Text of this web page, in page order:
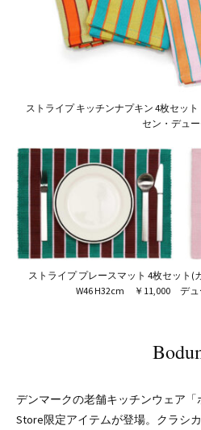
ストライプ キッチンナプキン 4枚セ
セン・デュ
ストライプ プレースマット 4枚セット
W46 H32cm ￥11,000 デュ
デンマークの老舗キッチンウェア「
Store限定アイテムが登場。クラシ